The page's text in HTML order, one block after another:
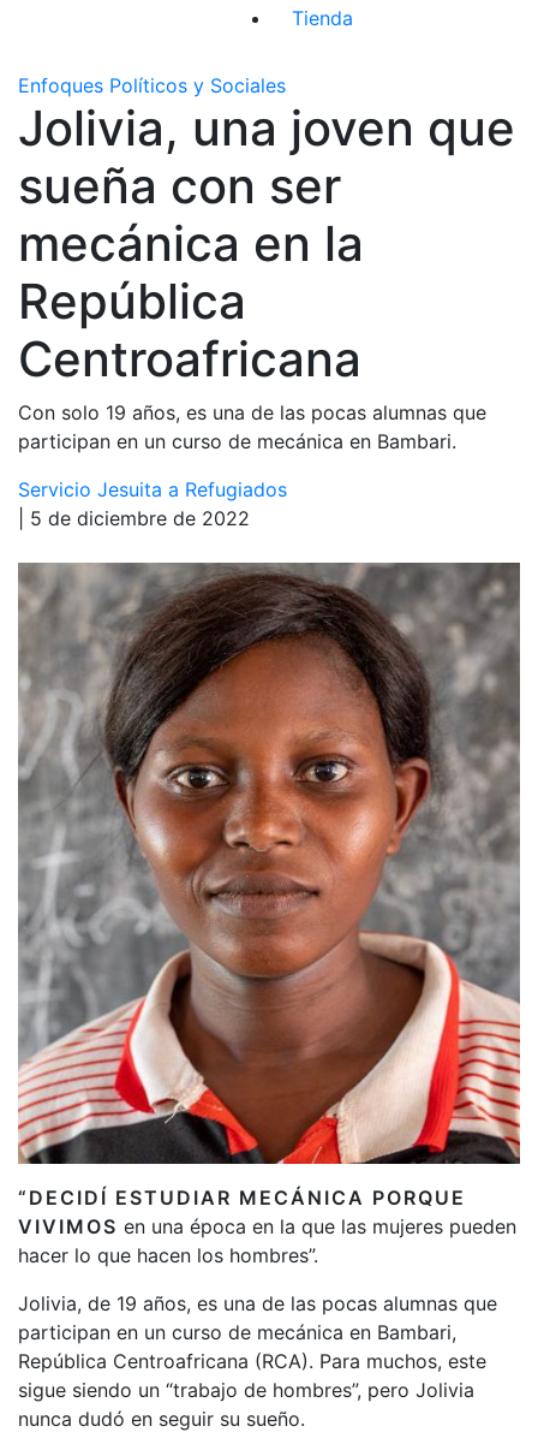
Tienda
Enfoques Políticos y Sociales
Jolivia, una joven que
sueña con ser
mecánica en la
República
Centroafricana
Con solo 19 años, es una de las pocas alumnas que
participan en un curso de mecánica en Bambari.
Servicio Jesuita a Refugiados
| 5 de diciembre de 2022
“DECIDÍ ESTUDIAR MECÁNICA PORQUE
VIVIMOS en una época en la que las mujeres pueden
hacer lo que hacen los hombres”.
Jolivia, de 19 años, es una de las pocas alumnas que
participan en un curso de mecánica en Bambari,
República Centroafricana (RCA). Para muchos, este
sigue siendo un “trabajo de hombres”, pero Jolivia
nunca dudó en seguir su sueño.